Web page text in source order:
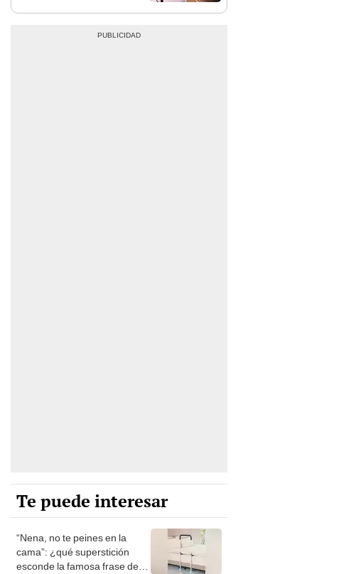
Te puede interesar
“Nena, no te peines en la
cama”: ¿qué superstición
esconde la famosa frase de